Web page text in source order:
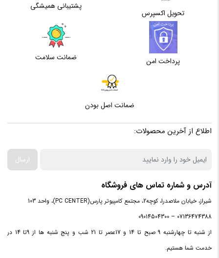
تحویل اکسپرس
پشتیبانی همیشگی
پرداخت امن ضمانت سلامت
ضمانت اصل بودن
اطلاع از آخرین محصولات:
ارسال
آدرس و شماره تماس های فروشگاه
شیراز، خیابان ملاصدرا، کوچه2، مجتمع کامپیوتر پارس(PC CENTER)، واحد 103
07136474388 – 09014504300
از شنبه تا چهارشنبه 9 صبح تا 14 و 17عصر تا 21 شب و پنج شنبه ها از 9تا 14 در
خدمت شما هستیم.